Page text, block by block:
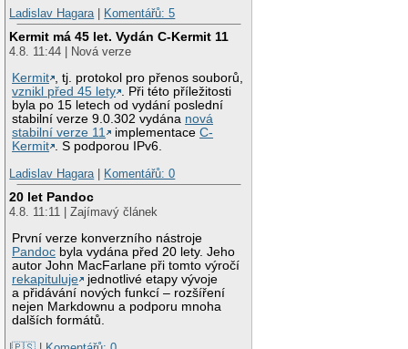
Ladislav Hagara | Komentářů: 5
Kermit má 45 let. Vydán C-Kermit 11
4.8. 11:44 | Nová verze
Kermit , tj. protokol pro přenos souborů,
vznikl před 45 lety . Při této příležitosti
byla po 15 letech od vydání poslední
stabilní verze 9.0.302 vydána nová
stabilní verze 11
implementaceC-
Kermit . S podporou IPv6.
Ladislav Hagara | Komentářů: 0
20 let Pandoc
4.8. 11:11 | Zajímavý článek
První verze konverzního nástroje
Pandoc byla vydána před 20 lety. Jeho
autor John MacFarlane při tomto výročí
rekapituluje
jednotlivé etapy vývoje
a přidávání nových funkcí – rozšíření
nejen Markdownu a podporu mnoha
dalších formátů.